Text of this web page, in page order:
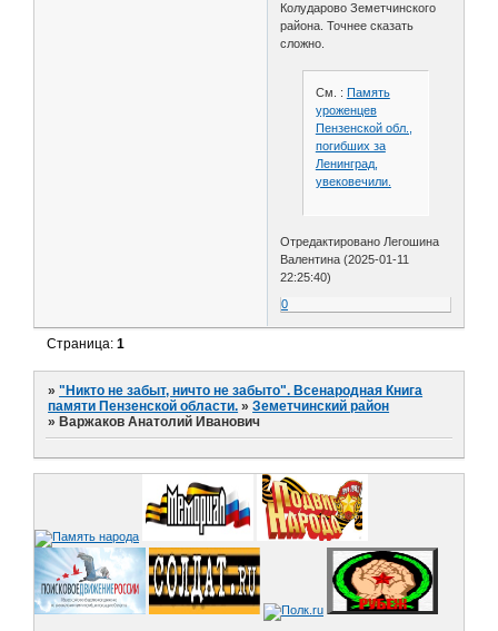
Колударово Земетчинского
района. Точнее сказать
сложно.
См. : Память
уроженцев
Пензенской обл.,
погибших за
Ленинград,
увековечили.
Отредактировано Легошина
Валентина (2025-01-11
22:25:40)
0
Страница:1
»"Никто не забыт, ничто не забыто". Всенародная Книга
памяти Пензенской области. »Земетчинский район
»Варжаков Анатолий Иванович